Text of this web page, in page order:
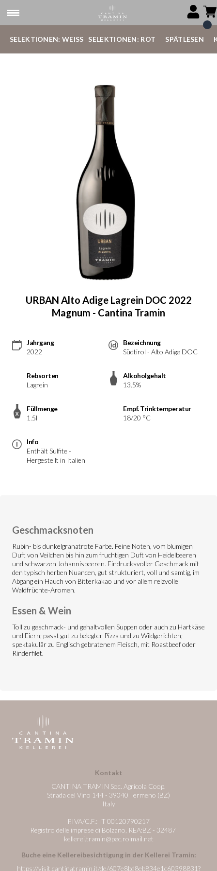
SELEKTIONEN: WEISS SELEKTIONEN: ROT SPÄTLESEN
URBAN Alto Adige Lagrein DOC 2022
Magnum - Cantina Tramin
Jahrgang
2022
Bezeichnung
Südtirol - Alto Adige DOC
Rebsorten
Lagrein
Alkoholgehalt
13.5%
Füllmenge
1.5l
Empf. Trinktemperatur
18/20 °C
Info
Enthält Sulfite -
Hergestellt in Italien
Geschmacksnoten
Rubin- bis dunkelgranatrote Farbe. Feine Noten, vom blumigen
Duft von Veilchen bis hin zum fruchtigen Duft von Heidelbeeren
und schwarzen Johannisbeeren. Eindrucksvoller Geschmack mit
den typisch herben Nuancen, gut strukturiert, voll und samtig, im
Abgang ein Hauch von Bitterkakao und vor allem reizvolle
Waldfrüchte-Aromen.
Essen & Wein
Toll zu geschmack- und gehaltvollen Suppen oder auch zu Hartkäse
und Eiern; passt gut zu belegter Pizza und zu Wildgerichten;
spektakulär zu Englisch gebratenem Fleisch, mit Roastbeef oder
Rinderfilet.
Kontakt
CANTINA TRAMIN Soc. Agricola Coop.
Strada del Vino 144 - 39040 Termeno (BZ)
Italy
P.IVA/C.F.: IT 00120790217
Registro delle imprese di Bolzano, REA:BZ - 32487
kellerei.tramin@pec.rolmail.net
Buche eine Kellereibesichtigung in der Kellerei Tramin:
https://visit.cantinatramin.it/de/607e8bd8eb834e1c60398831?